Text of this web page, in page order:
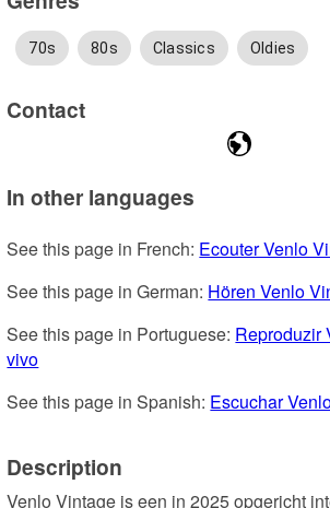
70s 80s Classics Oldies
Contact
In other languages
See this page in French: Ecouter Venlo
See this page in German: Hören Venlo
See this page in Portuguese: Reproduzir
vivo
See this page in Spanish: Escuchar
Description
Venlo Vintage is een in 2025 opgericht